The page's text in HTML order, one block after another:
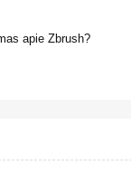
apie Zbrush?